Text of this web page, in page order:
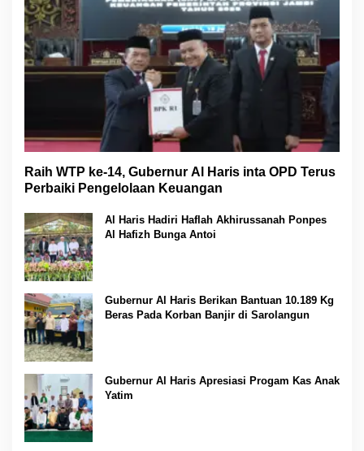
Raih WTP ke-14, Gubernur Al Haris inta OPD Terus
Perbaiki Pengelolaan Keuangan
Al Haris Hadiri Haflah Akhirussanah Ponpes
Al Hafizh Bunga Antoi
Gubernur Al Haris Berikan Bantuan 10.189 Kg
Beras Pada Korban Banjir di Sarolangun
Gubernur Al Haris Apresiasi Progam Kas Anak
Yatim